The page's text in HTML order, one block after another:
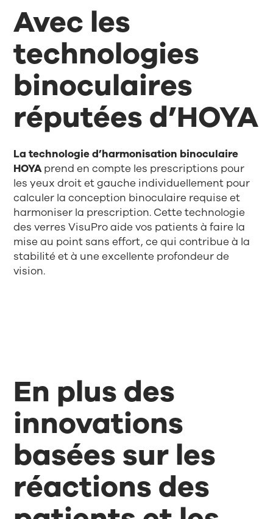
Avec les
technologies
binoculaires
réputées d’HOYA
La technologie d’harmonisation binoculaire
HOYAprend en compte les prescriptions pour
les yeux droit et gauche individuellement pour
calculer la conception binoculaire requise et
harmoniser la prescription. Cette technologie
des verres VisuPro aide vos patients à faire la
mise au point sans effort, ce qui contribue à la
stabilité et à une excellente profondeur de
vision.
En plus des
innovations
basées sur les
réactions des